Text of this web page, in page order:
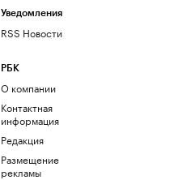
Уведомления
RSS Новости
РБК
О компании
Контактная
информация
Редакция
Размещение
рекламы